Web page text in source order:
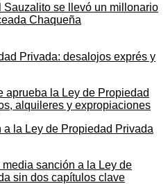
Sauzalito se llevó un millonario
Chaqueña
aprueba la Ley de Propiedad
alquileres y expropiaciones
sanción a la Ley de
sin dos capítulos clave